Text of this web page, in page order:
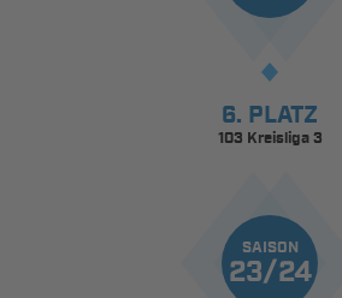
6. PLATZ
103 Kreisliga 3
SAISON
23/24